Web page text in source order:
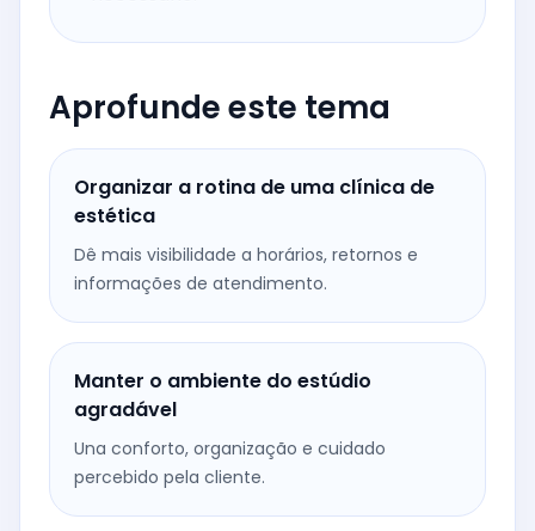
Aprofunde este tema
Organizar a rotina de uma clínica de
estética
Dê mais visibilidade a horários, retornos e
informações de atendimento.
Manter o ambiente do estúdio
agradável
Una conforto, organização e cuidado
percebido pela cliente.